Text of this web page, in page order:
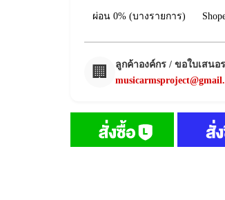
ผ่อน 0% (บางรายการ)
🏢
ลูกค้าองค์กร / ขอใบเสนอ